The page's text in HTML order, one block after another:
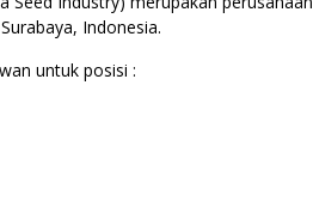
Indonesia.
untuk posisi :